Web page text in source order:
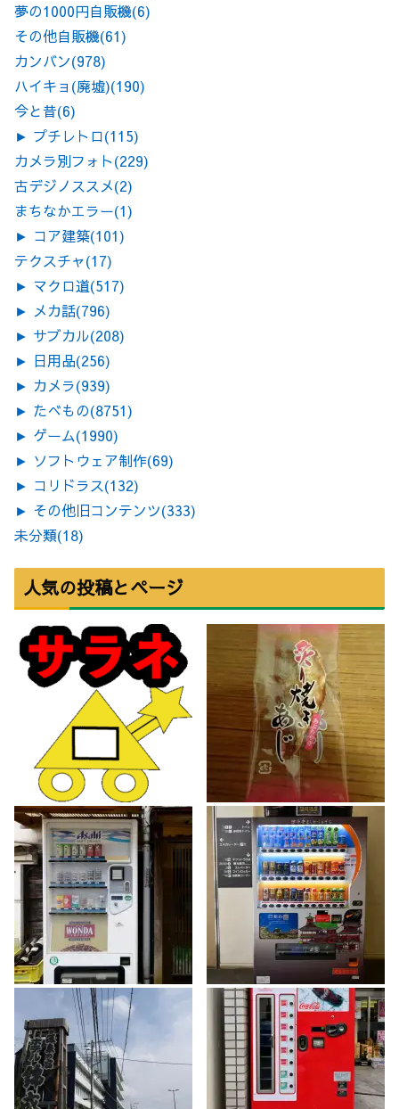
夢の1000円自販機(6)
その他自販機(61)
カンバン(978)
ハイキョ(廃墟)(190)
今と昔(6)
► プチレトロ(115)
カメラ別フォト(229)
古デジノススメ(2)
まちなかエラー(1)
► コア建築(101)
テクスチャ(17)
► マクロ道(517)
► メカ話(796)
► サブカル(208)
► 日用品(256)
► カメラ(939)
► たべもの(8751)
► ゲーム(1990)
► ソフトウェア制作(69)
► コリドラス(132)
► その他旧コンテンツ(333)
未分類(18)
人気の投稿とページ